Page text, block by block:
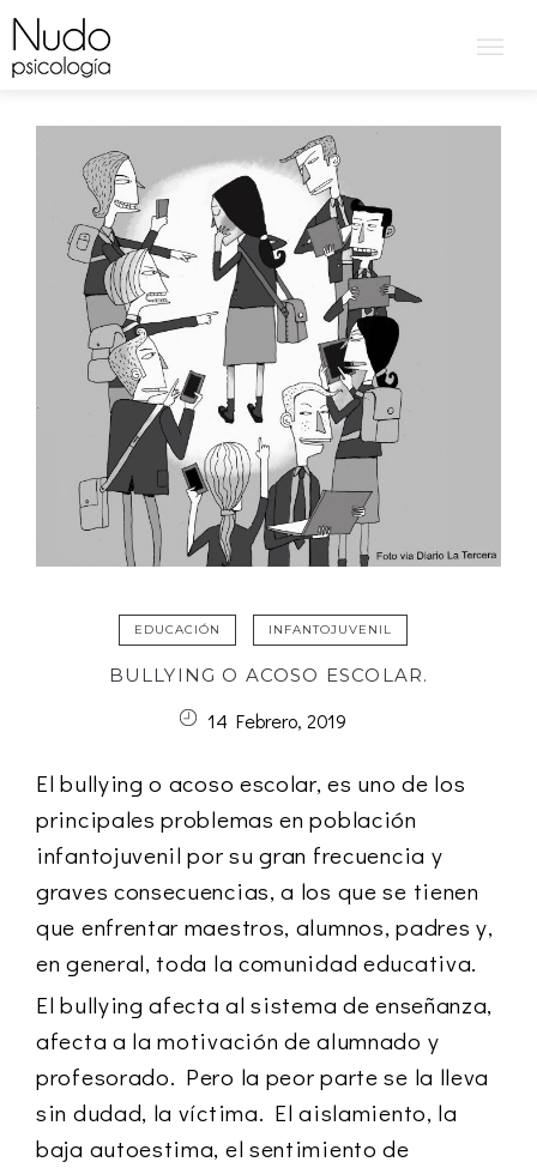
BULLYING O ACOSO ESCOLAR.
EDUCACIÓN INFANTOJUVENIL
BULLYING O ACOSO ESCOLAR.
14 Febrero, 2019
El bullying o acoso escolar, es uno de los
principales problemas en población
infantojuvenil por su gran frecuencia y
graves consecuencias, a los que se tienen
que enfrentar maestros, alumnos, padres y,
en general, toda la comunidad educativa.
El bullying afecta al sistema de enseñanza,
afecta a la motivación de alumnado y
profesorado. Pero la peor parte se la lleva
sin dudad, la víctima. El aislamiento, la
baja autoestima, el sentimiento de